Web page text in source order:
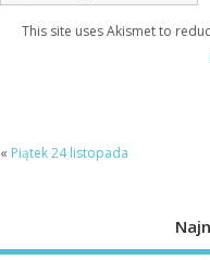
This site uses Akismet to
« Piątek 24 listopada